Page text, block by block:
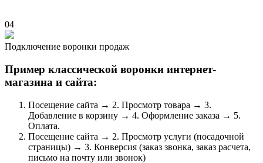
04
Подключение воронки продаж
Пример классической воронки интернет-
магазина и сайта:
Посещение сайта → 2. Просмотр товара → 3.
Добавление в корзину → 4. Оформление заказа → 5.
Оплата.
Посещение сайта → 2. Просмотр услуги (посадочной
страницы) → 3. Конверсия (заказ звонка, заказ расчета,
письмо на почту или звонок)